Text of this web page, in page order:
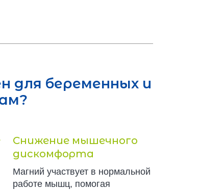
для беременных и
Снижение мышечного
дискомфорта
Магний участвует в нормальной
работе мышц, помогая